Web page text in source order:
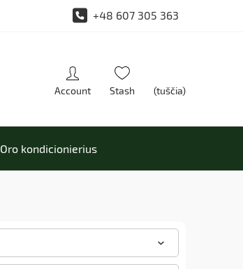
+48 607 305 363
(tuščia)
Oro kondicionierius